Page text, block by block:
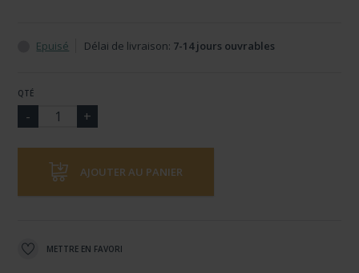
Epuisé Délai de livraison: 7-14 jours ouvrables
QTÉ
AJOUTER AU PANIER
METTRE EN FAVORI